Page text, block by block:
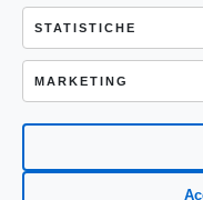
STATISTICHE
MARKETING
ISSN 3103-4683
P.IVA:
Sede Legale:
NERONI 11 CAP